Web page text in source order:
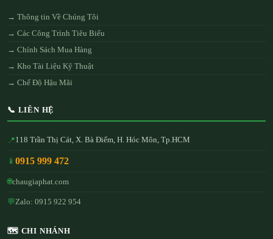
→ Thông tin Về Chúng Tôi
→ Các Công Trình Tiêu Biểu
→ Chính Sách Mua Hàng
→ Kho Tài Liệu Kỹ Thuật
→ Chế Độ Hậu Mãi
📞 LIÊN HỆ
📍118 Trần Thị Cát, X. Bà Điểm, H. Hóc Môn, Tp.HCM
📱 0915 999 472
🌐chaugiaphat.com
💬Zalo: 0915 922 954
🗺️ CHI NHÁNH